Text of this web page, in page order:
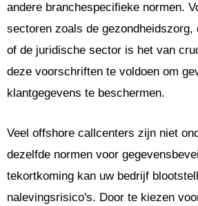
andere branchespecifieke normen.
sectoren zoals de
of de juridische sector is het van
deze voorschriften te voldoen om
klantgegevens te beschermen.
Veel offshore callcenters zijn niet
dezelfde normen voor
tekortkoming kan uw bedrijf
nalevingsrisico's. Door te kiezen